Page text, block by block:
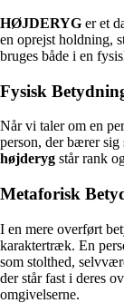
HØJDERYG er et
en oprejst holdning,
bruges både i en
Fysisk
Når vi taler om en
person, der bærer sig
højderyg står rank
Metaforisk
I en mere overført
karaktertræk. En
som stolthed,
der står fast i deres
omgivelserne.